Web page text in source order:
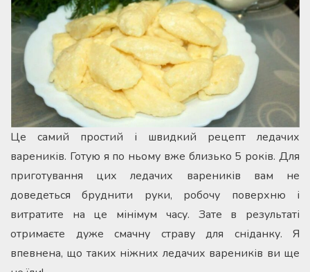
Це самий простий і швидкий рецепт ледачих
вареників. Готую я по ньому вже близько 5 років. Для
приготування цих ледачих вареників вам не
доведеться бруднити руки, робочу поверхню і
витратите на це мінімум часу. Зате в результаті
отримаєте дуже смачну страву для сніданку. Я
впевнена, що таких ніжних ледачих вареників ви ще